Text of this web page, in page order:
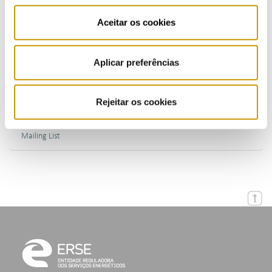
Aceitar os cookies
Aplicar preferências
Rejeitar os cookies
Events
Mailing List